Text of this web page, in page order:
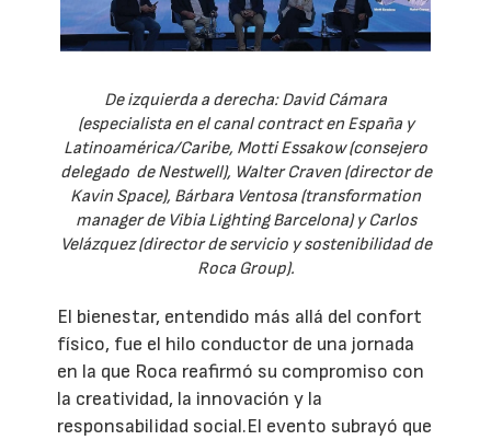
De izquierda a derecha: David Cámara
(especialista en el canal contract en España y
Latinoamérica/Caribe, Motti Essakow (consejero
delegado de Nestwell), Walter Craven (director de
Kavin Space), Bárbara Ventosa (transformation
manager de Vibia Lighting Barcelona) y Carlos
Velázquez (director de servicio y sostenibilidad de
Roca Group).
El bienestar, entendido más allá del confort
físico, fue el hilo conductor de una jornada
en la que Roca reafirmó su compromiso con
la creatividad, la innovación y la
responsabilidad social.El evento subrayó que